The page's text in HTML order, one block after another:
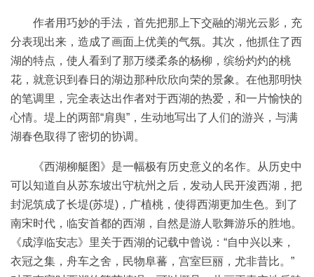
作者用巧妙的手法，首先把那上下交融的湖光云影，充
分表现出来，造成了画面上优美的气氛。其次，他抓住了西
湖的特点，使人看到了那万缕柔条的杨柳，缤纷灼灼的桃
花，就意识到春日的湖边那种欣欣向荣的景象。在他那明快
的笔调里，完全表达出作者对于西湖的热爱，和一片愉快的
心情。堤上的两部“肩舆”，生动地写出了人们的游兴，与满
湖春色取得了密切的协调。
《西湖柳艇图》是一幅极有历史意义的名作。从历史中
可以知道自从苏东坡出守杭州之后，发动人民开浚西湖，把
封泥筑成了长堤(苏堤)，广植桃，使得西湖更加生色。到了
南宋时代，临安首都的西湖，自然是游人歌舞游乐的胜地。
《成淳临安志》里关于西湖的记载中曾说：“自中兴以来，
衣冠之集，舟车之舍，民物阜蕃，宫室巨丽，尤非昔比。”